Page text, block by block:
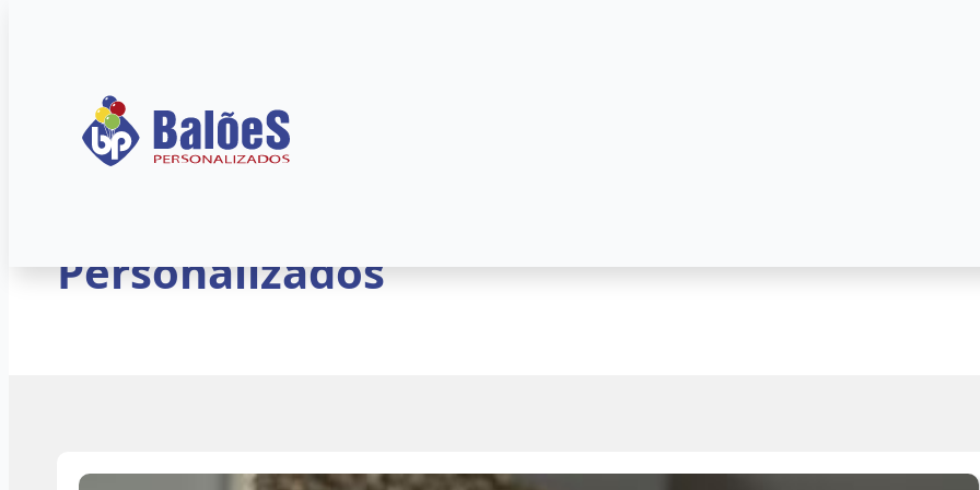
Como Tornar o Dia das Mães Inesquecível
Personalizados